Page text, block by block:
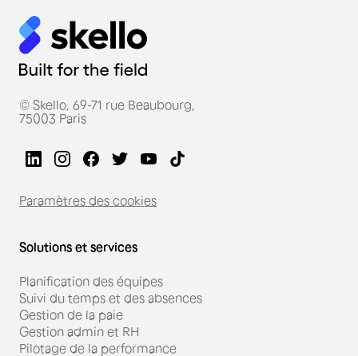
© Skello, 69-71 rue Beaubourg,
75003 Paris
Paramètres des cookies
Solutions et services
Planification des équipes
Suivi du temps et des absences
Gestion de la paie
Gestion admin et RH
Pilotage de la performance